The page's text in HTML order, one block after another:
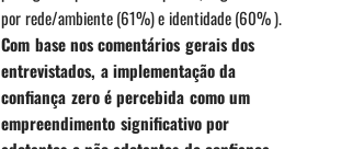
por rede/ambiente (61%) e identidade (60% ).
Com base nos comentários gerais dos
entrevistados, a implementação da
confiança zero é percebida como um
empreendimento significativo por